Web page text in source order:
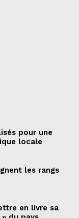
pour une
locale
les rangs
en livre sa